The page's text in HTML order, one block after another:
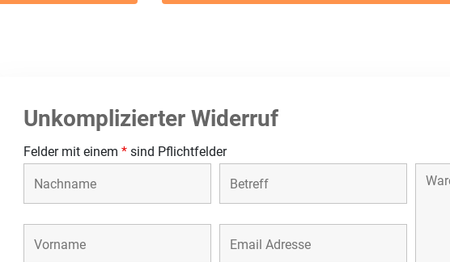
Unkomplizierter Widerruf
Felder mit einem *sind Pflichtfelder